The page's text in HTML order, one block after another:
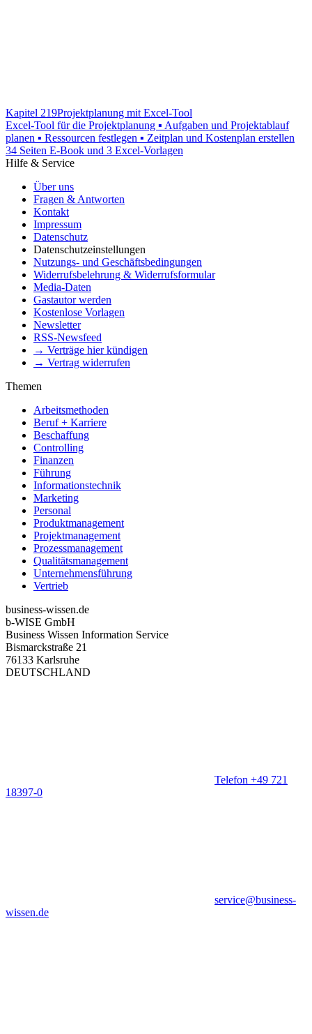
Kapitel 219Projektplanung mit Excel-Tool
Excel-Tool für die Projektplanung ▪ Aufgaben und Projektablauf
planen ▪ Ressourcen festlegen ▪ Zeitplan und Kostenplan erstellen
34 Seiten E-Book und 3 Excel-Vorlagen
Hilfe & Service
Über uns
Fragen & Antworten
Kontakt
Impressum
Datenschutz
Datenschutzeinstellungen
Nutzungs- und Geschäftsbedingungen
Widerrufsbelehrung & Widerrufsformular
Media-Daten
Gastautor werden
Kostenlose Vorlagen
Newsletter
RSS-Newsfeed
→ Verträge hier kündigen
→ Vertrag widerrufen
Themen
Arbeitsmethoden
Beruf + Karriere
Beschaffung
Controlling
Finanzen
Führung
Informationstechnik
Marketing
Personal
Produktmanagement
Projektmanagement
Prozessmanagement
Qualitätsmanagement
Unternehmensführung
Vertrieb
business-wissen.de
b-WISE GmbH
Business Wissen Information Service
Bismarckstraße 21
76133 Karlsruhe
DEUTSCHLAND
Telefon +49 721
18397-0
service@business-
wissen.de